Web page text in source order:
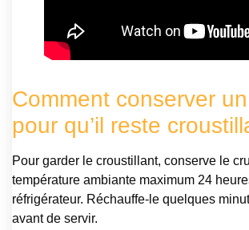
Comment conserver
pour qu’il reste
Pour garder le croustillant, conserve le
température ambiante maximum 24
réfrigérateur. Réchauffe-le quelques
avant de servir.